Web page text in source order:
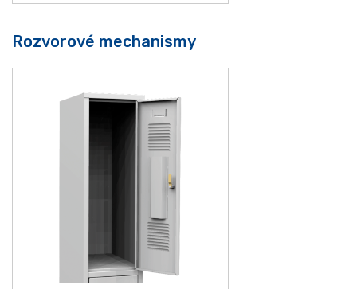
Rozvorové mechanismy